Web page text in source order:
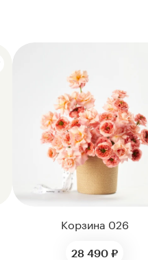
Цветы букета:
Корзина 026
28 490 ₽